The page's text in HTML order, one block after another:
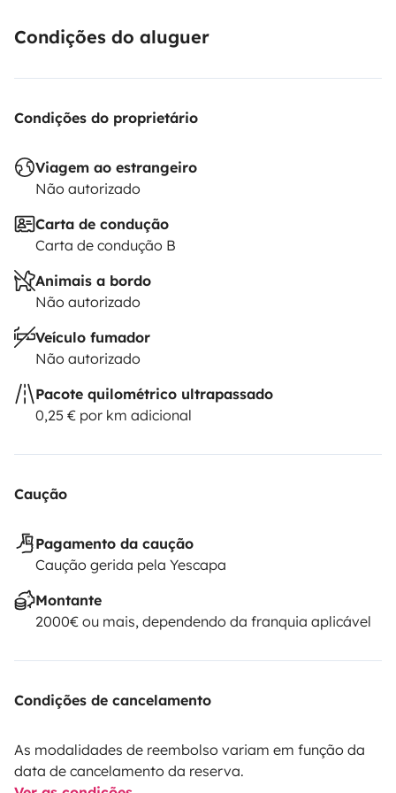
Condições do aluguer
Condições do proprietário
Viagem ao estrangeiro
Não autorizado
Carta de condução
Carta de condução B
Animais a bordo
Não autorizado
Veículo fumador
Não autorizado
Pacote quilométrico ultrapassado
0,25 € por km adicional
Caução
Pagamento da caução
Caução gerida pela Yescapa
Montante
2000€ ou mais, dependendo da franquia aplicável
Condições de cancelamento
As modalidades de reembolso variam em função da
data de cancelamento da reserva.